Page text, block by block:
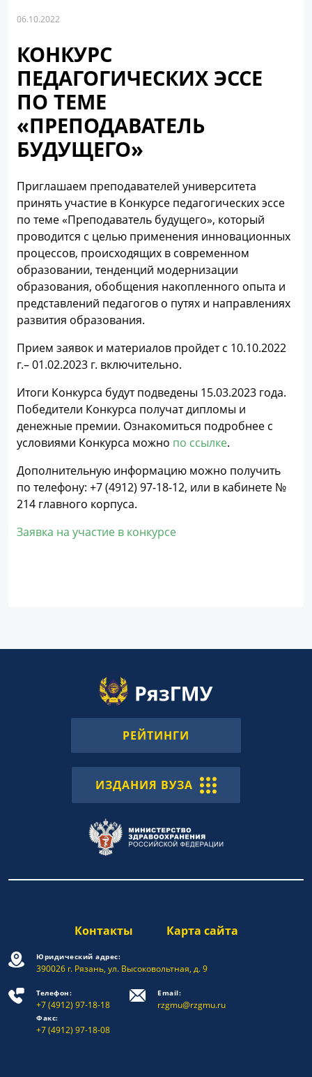
06.10.2022
КОНКУРС
ПЕДАГОГИЧЕСКИХ ЭССЕ
ПО ТЕМЕ
«ПРЕПОДАВАТЕЛЬ
БУДУЩЕГО»
Приглашаем преподавателей университета
принять участие в Конкурсе педагогических эссе
по теме «Преподаватель будущего», который
проводится с целью применения инновационных
процессов, происходящих в современном
образовании, тенденций модернизации
образования, обобщения накопленного опыта и
представлений педагогов о путях и направлениях
развития образования.
Прием заявок и материалов пройдет с 10.10.2022
г.– 01.02.2023 г. включительно.
Итоги Конкурса будут подведены 15.03.2023 года.
Победители Конкурса получат дипломы и
денежные премии. Ознакомиться подробнее с
условиями Конкурса можно по ссылке.
Дополнительную информацию можно получить
по телефону: +7 (4912) 97-18-12, или в кабинете №
214 главного корпуса.
Заявка на участие в конкурсе
РЕЙТИНГИ
ИЗДАНИЯ ВУЗА
Контакты Карта сайта
Юридический адрес:
390026 г. Рязань, ул. Высоковольтная, д. 9
Телефон:
+7 (4912) 97-18-18
Факс:
+7 (4912) 97-18-08
Email:
rzgmu@rzgmu.ru